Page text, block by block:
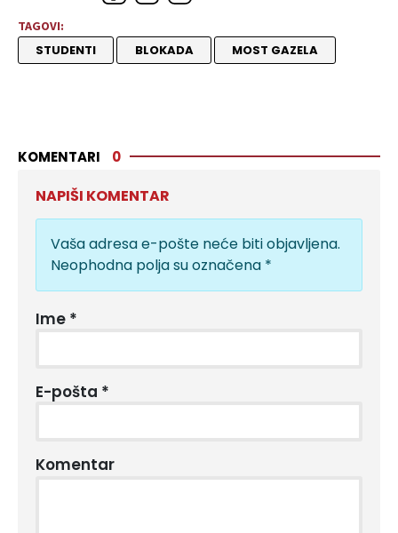
TAGOVI:
STUDENTI BLOKADA MOST GAZELA
KOMENTARI 0
NAPIŠI KOMENTAR
Vaša adresa e-pošte neće biti objavljena.
Neophodna polja su označena *
Ime *
E-pošta *
Komentar